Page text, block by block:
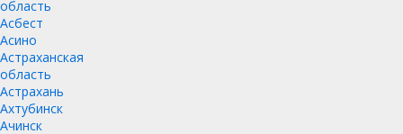
область
Асбест
Асино
Астраханская
область
Астрахань
Ахтубинск
Ачинск